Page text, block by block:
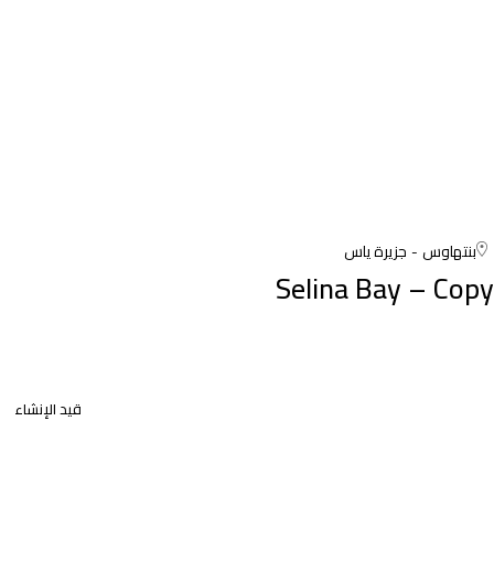
بنتهاوس جزيرة ياس
Selina Bay – Copy
قيد الإنشاء